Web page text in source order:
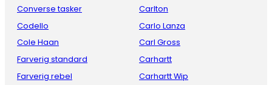
Converse tasker
Codello
Cole Haan
Farverig standard
Farverig rebel
Carlton
Carlo Lanza
Carl Gross
Carhartt
Carhartt Wip